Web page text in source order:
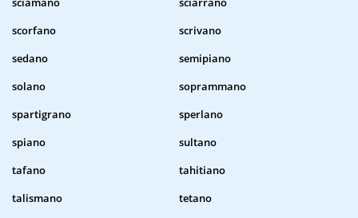
scorfano
scrivano
sedano
semipiano
solano
soprammano
spartigrano
sperlano
spiano
sultano
tafano
tahitiano
talismano
tetano